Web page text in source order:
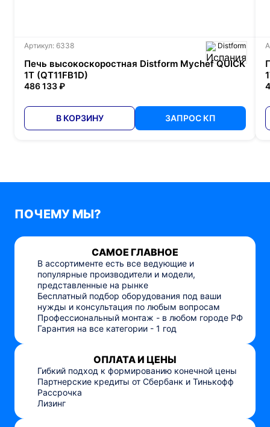
Артикул: 6338 Distform
Печь высокоскоростная Distform Mychef QUICK
1T (QT11FB1D)
486 133 ₽
В КОРЗИНУ ЗАПРОС КП
ПОЧЕМУ МЫ?
САМОЕ ГЛАВНОЕ
В ассортименте есть все ведующие и
популярные производители и модели,
представленные на рынке
Бесплатный подбор оборудования под ваши
нужды и консультация по любым вопросам
Профессиональный монтаж - в любом городе РФ
Гарантия на все категории - 1 год
ОПЛАТА И ЦЕНЫ
Гибкий подход к формированию конечной цены
Партнерские кредиты от Сбербанк и Тинькофф
Рассрочка
Лизинг